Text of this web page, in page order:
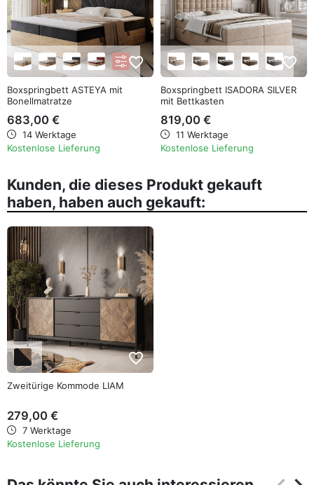
favorite_border
Boxspringbett ASTEYA mit
Bonellmatratze
683,00 €
14 Werktage
Kostenlose Lieferung
favorite_border
Boxspringbett ISADORA SILVER
mit Bettkasten
819,00 €
11 Werktage
Kostenlose Lieferung
Kunden, die dieses Produkt gekauft
haben, haben auch gekauft:
favorite_border
Zweitürige Kommode LIAM
279,00 €
7 Werktage
Kostenlose Lieferung